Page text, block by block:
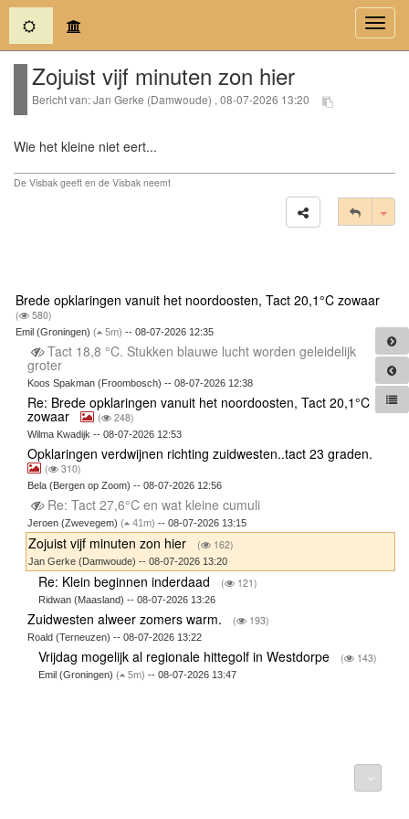
(current)
Zojuist vijf minuten zon hier
Bericht van: Jan Gerke (Damwoude) , 08-07-2026 13:20
Wie het kleine niet eert...
De Visbak geeft en de Visbak neemt
Brede opklaringen vanuit het noordoosten, Tact 20,1°C zowaar
( 580)
Emil (Groningen) ( 5m) -- 08-07-2026 12:35
Tact 18,8 °C. Stukken blauwe lucht worden geleidelijk
groter
Koos Spakman (Froombosch) -- 08-07-2026 12:38
Re: Brede opklaringen vanuit het noordoosten, Tact 20,1°C
zowaar ( 248)
Wilma Kwadijk -- 08-07-2026 12:53
Opklaringen verdwijnen richting zuidwesten..tact 23 graden.
( 310)
Bela (Bergen op Zoom) -- 08-07-2026 12:56
Re: Tact 27,6°C en wat kleine cumuli
Jeroen (Zwevegem) ( 41m) -- 08-07-2026 13:15
Zojuist vijf minuten zon hier ( 162)
Jan Gerke (Damwoude) -- 08-07-2026 13:20
Re: Klein beginnen inderdaad ( 121)
Ridwan (Maasland) -- 08-07-2026 13:26
Zuidwesten alweer zomers warm. ( 193)
Roald (Terneuzen) -- 08-07-2026 13:22
Vrijdag mogelijk al regionale hittegolf in Westdorpe ( 143)
Emil (Groningen)( 5m) -- 08-07-2026 13:47